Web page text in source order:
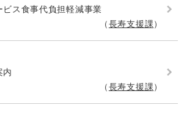
ス食事代負担軽減事業
長寿支援課
内
長寿支援課